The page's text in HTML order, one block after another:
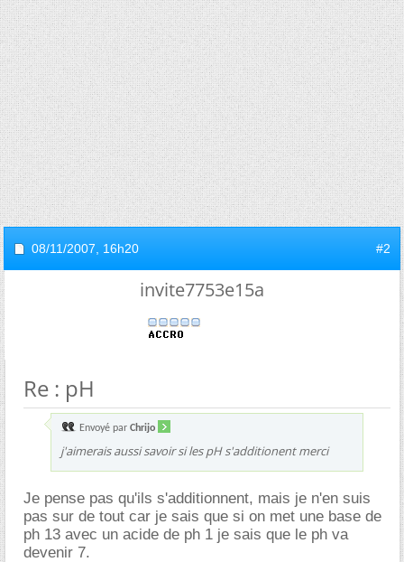
08/11/2007, 16h20 #2
invite7753e15a
Re : pH
Envoyé par Chrijo
j'aimerais aussi savoir si les pH s'additionent merci
Je pense pas qu'ils s'additionnent, mais je n'en suis
pas sur de tout car je sais que si on met une base de
ph 13 avec un acide de ph 1 je sais que le ph va
devenir 7.